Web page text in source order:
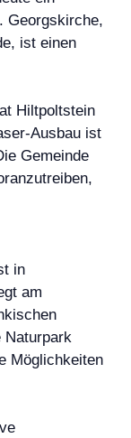
Georgskirche,
ist einen
Hiltpoltstein
Ausbau ist
Gemeinde
in
am
Naturpark
Möglichkeiten